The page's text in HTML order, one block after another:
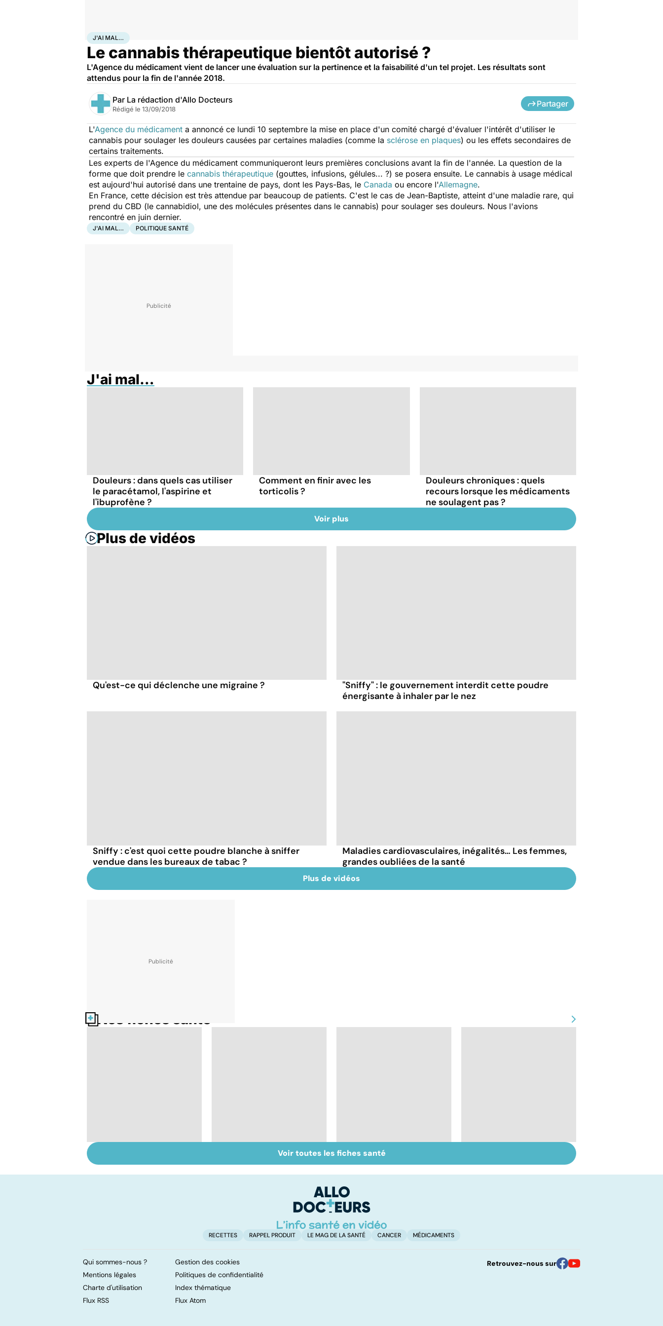
AccueilSanté Maladies
J'AI MAL…
Le cannabis thérapeutique bientôt autorisé ?
L'Agence du médicament vient de lancer une évaluation sur la pertinence et la faisabilité d'un tel projet. Les résultats sont
attendus pour la fin de l'année 2018.
Par La rédaction d'Allo Docteurs
Rédigé le 13/09/2018
Partager
L'Agence du médicament a annoncé ce lundi 10 septembre la mise en place d'un comité chargé d'évaluer l'intérêt d'utiliser le
cannabis pour soulager les douleurs causées par certaines maladies (comme la sclérose en plaques) ou les effets secondaires de
certains traitements.
Les experts de l'Agence du médicament communiqueront leurs premières conclusions avant la fin de l'année. La question de la
forme que doit prendre le cannabis thérapeutique (gouttes, infusions, gélules... ?) se posera ensuite. Le cannabis à usage médical
est aujourd'hui autorisé dans une trentaine de pays, dont les Pays-Bas, le Canada ou encore l'Allemagne.
En France, cette décision est très attendue par beaucoup de patients. C'est le cas de Jean-Baptiste, atteint d'une maladie rare, qui
prend du CBD (le cannabidiol, une des molécules présentes dans le cannabis) pour soulager ses douleurs. Nous l'avions
rencontré en juin dernier.
J'AI MAL… POLITIQUE SANTÉ
J'ai mal…
Douleurs : dans quels cas utiliser
le paracétamol, l'aspirine et
l'ibuprofène ?
Comment en finir avec les
torticolis ?
Douleurs chroniques : quels
recours lorsque les médicaments
ne soulagent pas ?
Voir plus
Plus de vidéos
Qu'est-ce qui déclenche une migraine ?
"Sniffy" : le gouvernement interdit cette poudre
énergisante à inhaler par le nez
Sniffy : c'est quoi cette poudre blanche à sniffer
vendue dans les bureaux de tabac ?
Maladies cardiovasculaires, inégalités… Les femmes,
grandes oubliées de la santé
Plus de vidéos
Nos fiches santé
face : une douleur
Acupuncture :
comment est-elle
Huiles essentielles :
mode d'emploi
douleurs chroniques
Voir toutes les fiches santé
RECETTES RAPPEL PRODUIT LE MAG DE LA SANTÉ CANCER MÉDICAMENTS
Qui sommes-nous ?
Gestion des cookies
Mentions légales
Politiques de confidentialité
Charte d'utilisation
Index thématique
Flux RSS
Flux Atom
Retrouvez-nous sur